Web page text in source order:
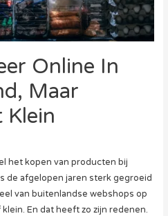
Online In
Maar
het kopen van producten bij
de afgelopen jaren sterk gegroeid
van buitenlandse webshops op
En dat heeft zo zijn redenen.